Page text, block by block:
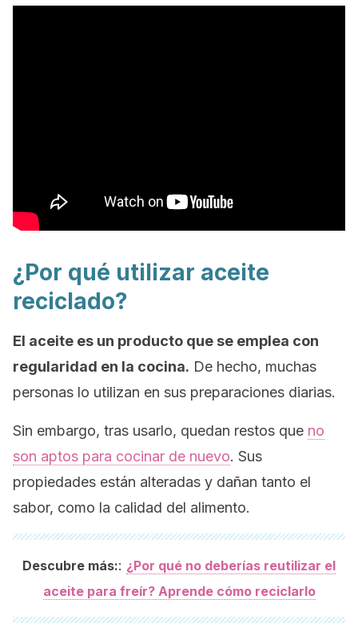
¿Por qué utilizar aceite
reciclado?
El aceite es un producto que se emplea con
regularidad en la cocina. De hecho, muchas
personas lo utilizan en sus preparaciones diarias.
Sin embargo, tras usarlo, quedan restos que no
son aptos para cocinar de nuevo. Sus
propiedades están alteradas y dañan tanto el
sabor, como la calidad del alimento.
Descubre más:: ¿Por qué no deberías reutilizar el
aceite para freír? Aprende cómo reciclarlo